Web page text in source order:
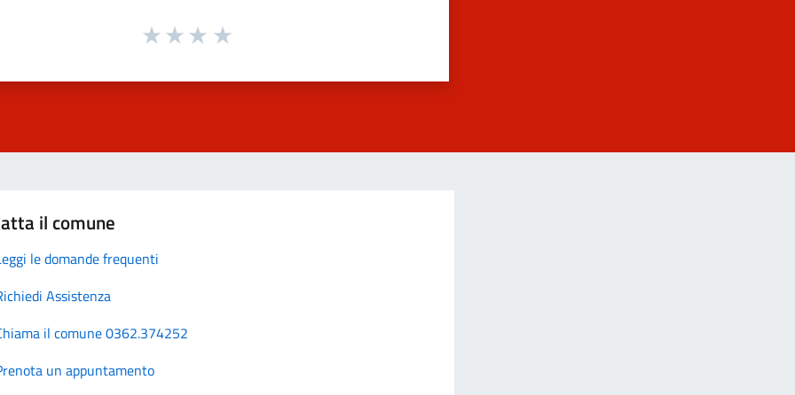
il comune
le domande frequenti
Assistenza
il comune 0362.374252
un appuntamento